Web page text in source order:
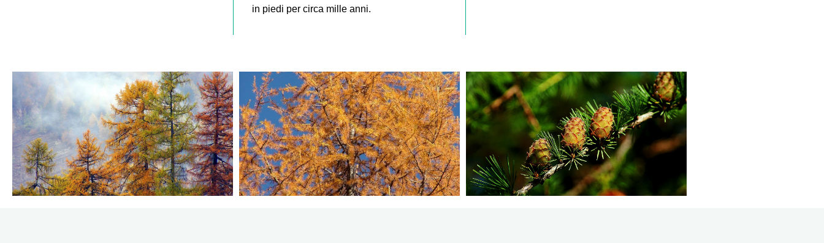
in piedi per circa mille anni.